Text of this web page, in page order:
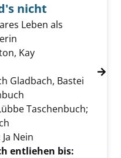
nicht
Leben als
Kay
Gladbach, Bastei
Taschenbuch;
Ja Nein
entliehen bis: